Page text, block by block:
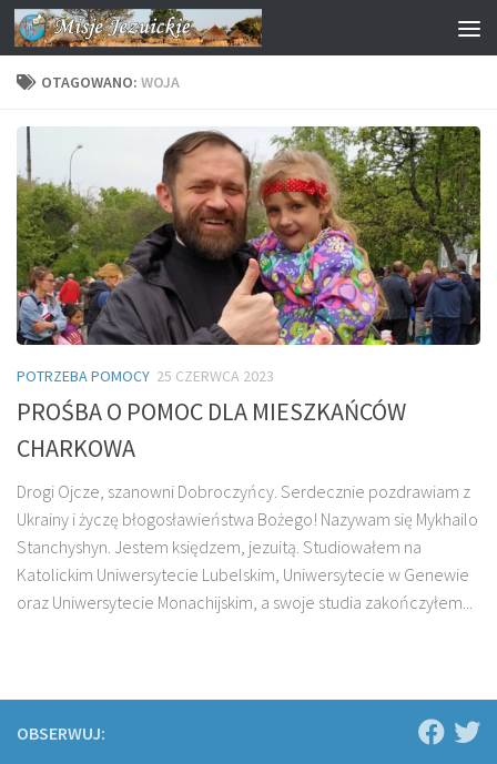
Przejdź do treści
OTAGOWANO: WOJA
POTRZEBA POMOCY 25 CZERWCA 2023
PROŚBA O POMOC DLA MIESZKAŃCÓW
CHARKOWA
Drogi Ojcze, szanowni Dobroczyńcy. Serdecznie pozdrawiam z
Ukrainy i życzę błogosławieństwa Bożego! Nazywam się Mykhailo
Stanchyshyn. Jestem księdzem, jezuitą. Studiowałem na
Katolickim Uniwersytecie Lubelskim, Uniwersytecie w Genewie
oraz Uniwersytecie Monachijskim, a swoje studia zakończyłem...
OBSERWUJ: